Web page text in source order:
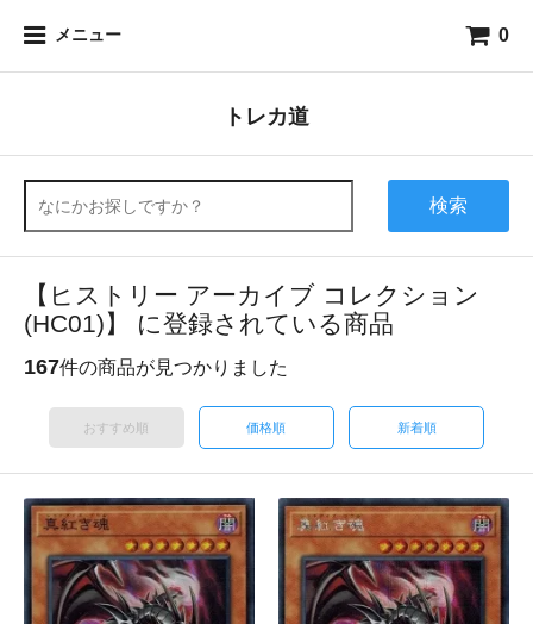
メニュー 0
トレカ道
検索
【ヒストリー アーカイブ コレクション
(HC01)】 に登録されている商品
167件の商品が見つかりました
おすすめ順 価格順 新着順